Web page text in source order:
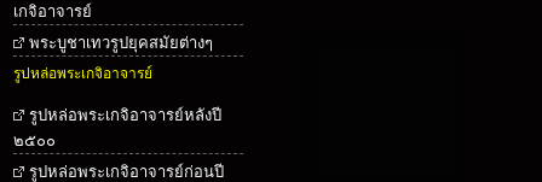
เกจิอาจารย์
พระบูชาเทวรูปยุคสมัยต่างๆ
รูปหล่อพระเกจิอาจารย์
รูปหล่อพระเกจิอาจารย์หลังปี
๒๕๐๐
รูปหล่อพระเกจิอาจารย์ก่อนปี